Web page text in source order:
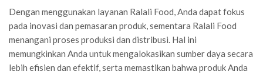
Dengan menggunakan layanan Ralali Food, Anda dapat fokus
pada inovasi dan pemasaran produk, sementara Ralali Food
menangani proses produksi dan distribusi. Hal ini
memungkinkan Anda untuk mengalokasikan sumber daya secara
lebih efisien dan efektif, serta memastikan bahwa produk Anda